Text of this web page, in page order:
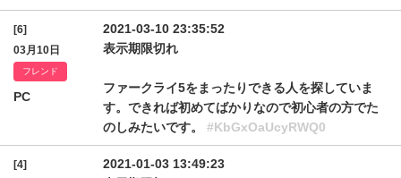
[6]
03月10日
フレンド
PC
2021-03-10 23:35:52
表示期限切れ
ファークライ5をまったりできる人を探していま
す。できれば初めてばかりなので初心者の方でた
のしみたいです。 #KbGxOaUcyRWQ0
[4]
2021-01-03 13:49:23